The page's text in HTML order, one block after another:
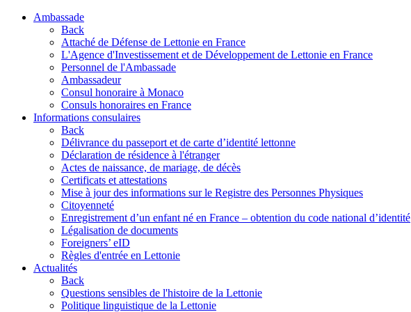
Ambassade
Back
Attaché de Défense de Lettonie en France
L'Agence d'Investissement et de Développement de Lettonie en France
Personnel de l'Ambassade
Ambassadeur
Consul honoraire à Monaco
Consuls honoraires en France
Informations consulaires
Back
Délivrance du passeport et de carte d’identité lettonne
Déclaration de résidence à l'étranger
Actes de naissance, de mariage, de décès
Certificats et attestations
Mise à jour des informations sur le Registre des Personnes Physiques
Citoyenneté
Enregistrement d’un enfant né en France – obtention du code national d’identité
Légalisation de documents
Foreigners’ eID
Règles d'entrée en Lettonie
Actualités
Back
Questions sensibles de l'histoire de la Lettonie
Politique linguistique de la Lettonie